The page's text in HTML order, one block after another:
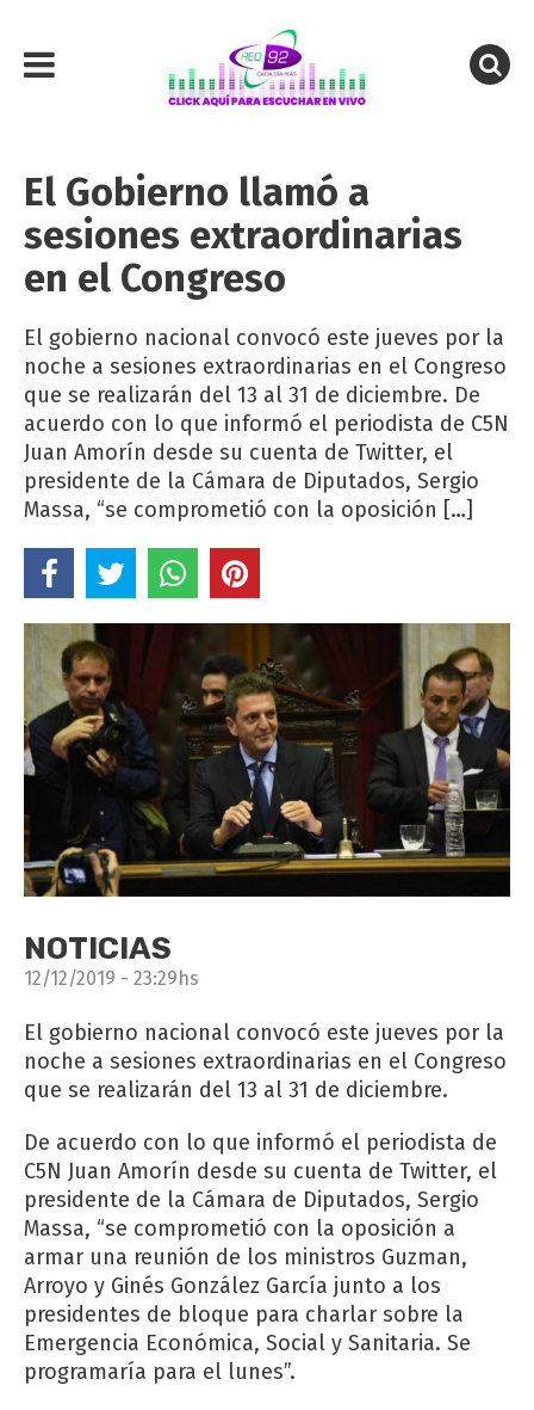
El Gobierno llamó a
sesiones extraordinarias
en el Congreso
El gobierno nacional convocó este jueves por la
noche a sesiones extraordinarias en el Congreso
que se realizarán del 13 al 31 de diciembre. De
acuerdo con lo que informó el periodista de C5N
Juan Amorín desde su cuenta de Twitter, el
presidente de la Cámara de Diputados, Sergio
Massa, “se comprometió con la oposición […]
NOTICIAS
12/12/2019 - 23:29hs
El gobierno nacional convocó este jueves por la
noche a sesiones extraordinarias en el Congreso
que se realizarán del 13 al 31 de diciembre.
De acuerdo con lo que informó el periodista de
C5N Juan Amorín desde su cuenta de Twitter, el
presidente de la Cámara de Diputados, Sergio
Massa, “se comprometió con la oposición a
armar una reunión de los ministros Guzman,
Arroyo y Ginés González García junto a los
presidentes de bloque para charlar sobre la
Emergencia Económica, Social y Sanitaria. Se
programaría para el lunes”.